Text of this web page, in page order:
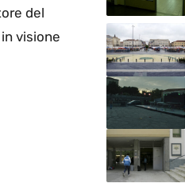
del
visione